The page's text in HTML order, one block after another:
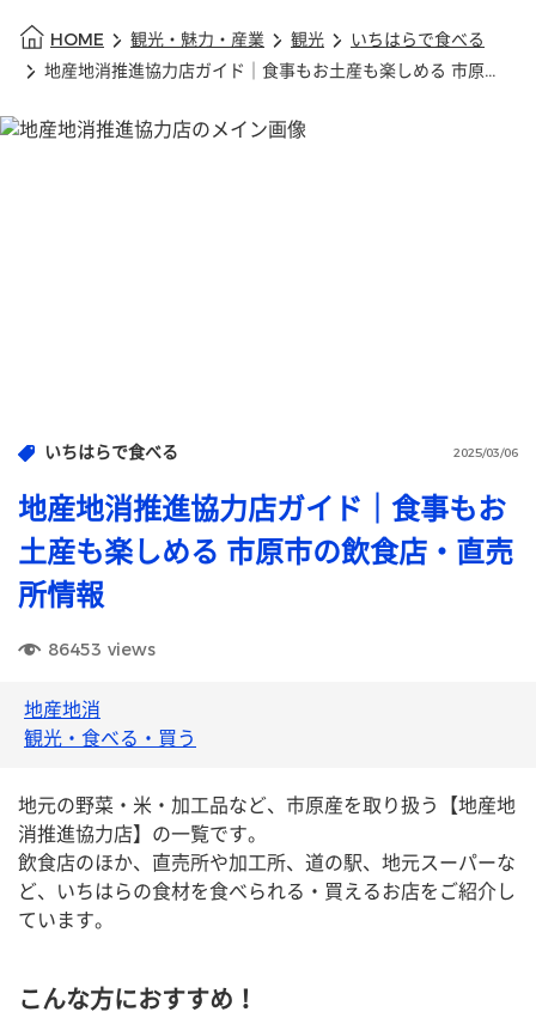
HOME 観光・魅力・産業 観光
いちはらで食べる
地産地消推進協力店ガイド｜食事もお土産も楽しめる 市原市の飲食店・直売所情報
いちはらで食べる 2025/03/06
地産地消推進協力店ガイド｜食事もお
土産も楽しめる 市原市の飲食店・直売
所情報
86453 views
地産地消
観光・食べる・買う
地元の野菜・米・加工品など、市原産を取り扱う【地産地
消推進協力店】の一覧です。
飲食店のほか、直売所や加工所、道の駅、地元スーパーな
ど、いちはらの食材を食べられる・買えるお店をご紹介し
ています。
こんな方におすすめ！